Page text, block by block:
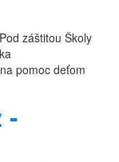
záštitou Školy
republika
na pomoc deťom
-